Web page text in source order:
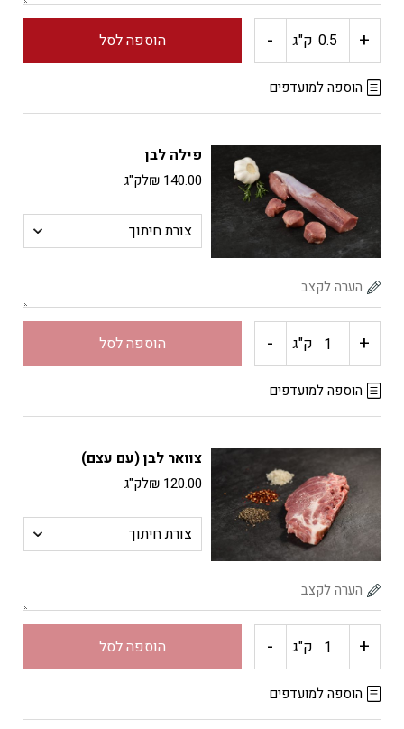
+ כמות
של
ק"ג - הוספה לסל
הוספה למועדפים
פילה לבן
₪ 140.00 לק"ג
+ כמות
של
לבן
ק"ג - הוספה לסל
הוספה למועדפים
צוואר לבן (עם עצם)
₪ 120.00 לק"ג
+ כמות
של
ק"ג - הוספה לסל
הוספה למועדפים